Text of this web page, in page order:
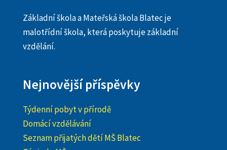
Základní škola a Mateřská škola Blatec je
malotřídní škola, která poskytuje základní
vzdělání.
Nejnovější příspěvky
Týdenní pobyt v přírodě
Domácí vzdělávání
Seznam přijatých dětí MŠ Blatec